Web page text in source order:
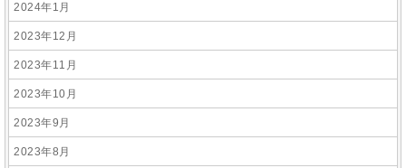
2024年1月
2023年12月
2023年11月
2023年10月
2023年9月
2023年8月